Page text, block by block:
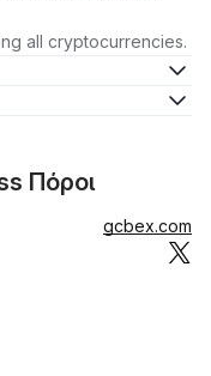
all cryptocurrencies.
Πόροι
gcbex.com